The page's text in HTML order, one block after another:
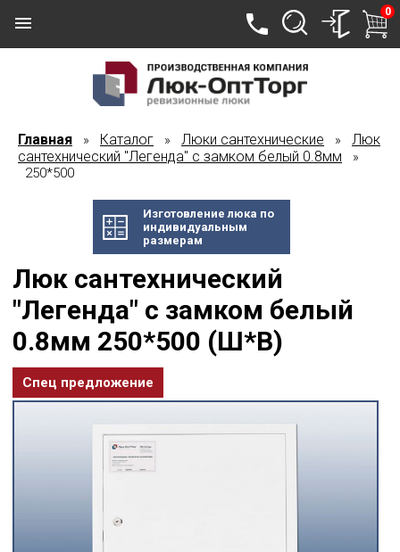
0
Главная » Каталог » Люки сантехнические » Люк
сантехнический "Легенда" с замком белый 0.8мм »
250*500
Изготовление люка по
индивидуальным
размерам
Люк сантехнический
"Легенда" с замком белый
0.8мм 250*500 (Ш*В)
Спец предложение